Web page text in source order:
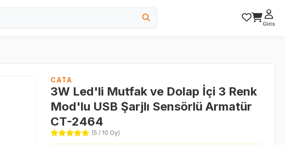
Giris
CATA
3W Led'li Mutfak ve Dolap İçi 3 Renk
Mod'lu USB Şarjlı Sensörlü Armatür
CT-2464
(5 / 10 Oy)